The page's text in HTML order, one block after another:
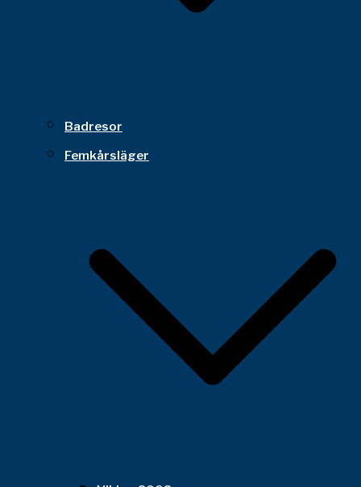
Badresor
Femkårsläger